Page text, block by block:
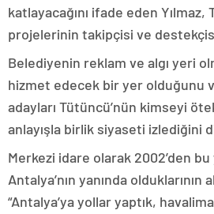
katlayacağını ifade eden Yılmaz,
projelerinin takipçisi ve
Belediyenin reklam ve algı yeri
hizmet edecek bir yer olduğunu
adayları Tütüncü’nün kimseyi
anlayışla birlik siyaseti izlediğini
Merkezi idare olarak 2002’den
Antalya’nın yanında olduklarının
“Antalya’ya yollar yaptık,